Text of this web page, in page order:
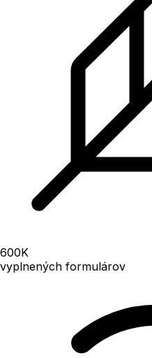
600K
vyplnených formulárov